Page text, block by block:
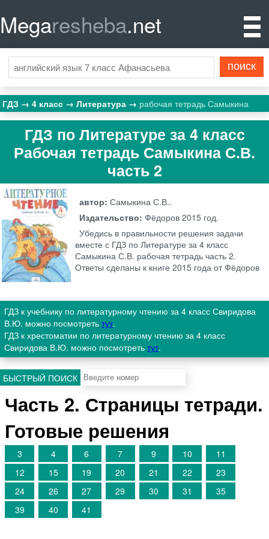
Megaresheba.net
ГДЗ 4 класс Литература рабочая тетрадь Самыкина
ГДЗ по Литературе за 4 класс
Рабочая тетрадь Самыкина С.В.
часть 2
автор:Самыкина С.В..
Издательство:Фёдоров 2015 год.
Убедись в правильности решения задачи
вместе с ГДЗ по Литературе за 4 класс
Самыкина С.В. рабочая тетрадь часть 2.
Ответы сделаны к книге 2015 года от Фёдоров
ГДЗ к учебнику по литературному чтению за 4 класс Свиридова
В.Ю. можно посмотреть тут.
ГДЗ к хрестоматии по литературному чтению за 4 класс
Свиридова В.Ю. можно посмотреть тут.
БЫСТРЫЙ ПОИСК
Часть 2. Страницы тетради.
Готовые решения
3 4 6 7 9 10
11
12
15 19 20 21 22
23
24
26 27 29 30 31
35
39
40 41